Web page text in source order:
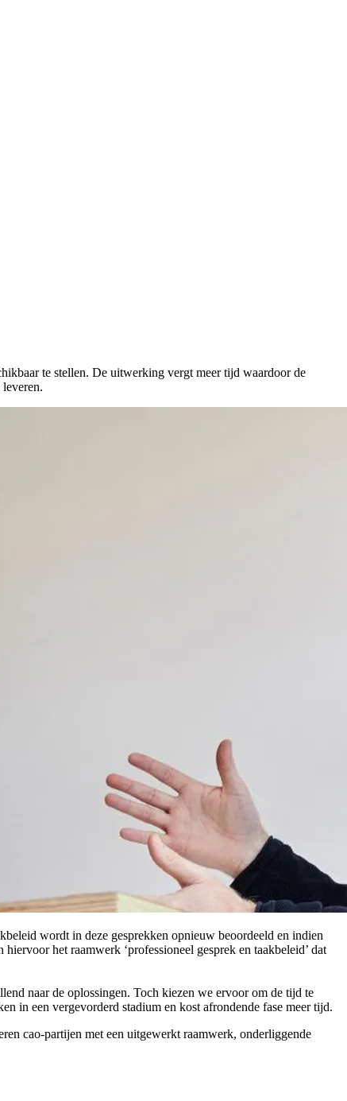
te stellen. De uitwerking vergt meer tijd waardoor de
wordt in deze gesprekken opnieuw beoordeeld en indien
het raamwerk ‘professioneel gesprek en taakbeleid’ dat
naar de oplossingen. Toch kiezen we ervoor om de tijd te
in een vergevorderd stadium en kost afrondende fase meer tijd.
cao-partijen met een uitgewerkt raamwerk, onderliggende